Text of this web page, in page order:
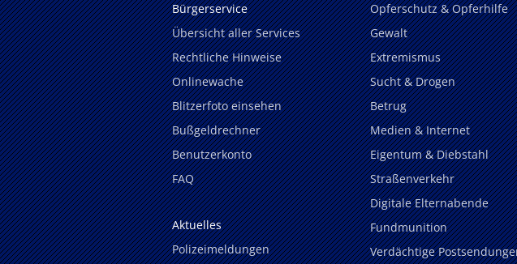
Bürgerservice
Übersicht aller Services
Rechtliche Hinweise
Onlinewache
Blitzerfoto einsehen
Bußgeldrechner
Benutzerkonto
FAQ
Aktuelles
Polizeimeldungen
Opferschutz & Opferhilfe
Gewalt
Extremismus
Sucht & Drogen
Betrug
Medien & Internet
Eigentum & Diebstahl
Straßenverkehr
Digitale Elternabende
Fundmunition
Verdächtige